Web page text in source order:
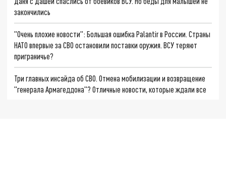
закончились
"Очень плохие новости": Большая ошибка Palantir в России. Страны
НАТО впервые за СВО остановили поставки оружия. ВСУ теряют
приграничье?
Три главных инсайда об СВО. Отмена мобилизации и возвращение
"генерала Армагеддона"? Отличные новости, которые ждали все